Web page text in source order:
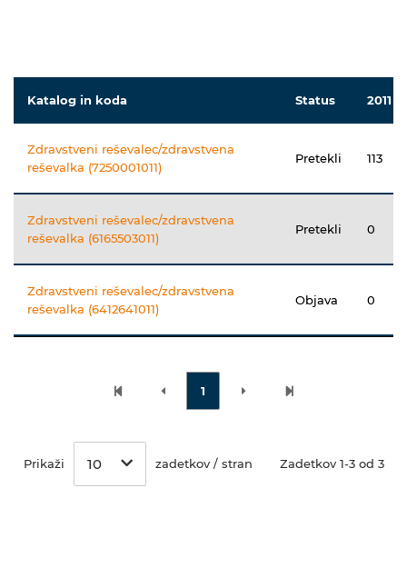
Katalog in koda Status 2011
Zdravstveni reševalec/zdravstvena
reševalka (7250001011)
Pretekli 113
Zdravstveni reševalec/zdravstvena
reševalka (6165503011)
Pretekli 0
Zdravstveni reševalec/zdravstvena
reševalka (6412641011)
Objava 0
1
Prikaži 10 zadetkov / stran Zadetkov 1-3 od 3